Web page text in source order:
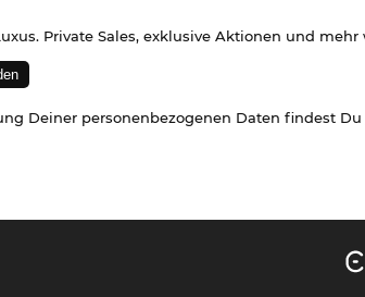
Private Sales, exklusive Aktionen und
Deiner personenbezogenen Daten findest Du